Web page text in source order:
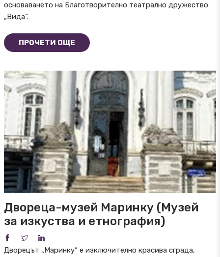
основаването на Благотворително театрално дружество
„Вида“.
ПРОЧЕТИ ОЩЕ
Двореца-музей Маринку (Музей
за изкуства и етнография)
Дворецът „Маринку“ е изключително красива сграда,